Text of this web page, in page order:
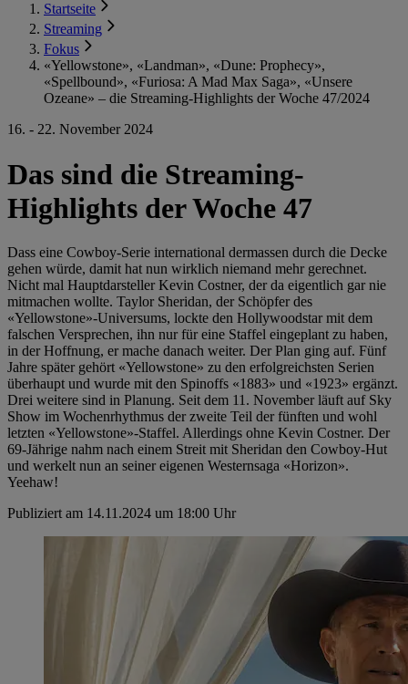
Startseite
Streaming
Fokus
«Yellowstone», «Landman», «Dune: Prophecy»,
«Spellbound», «Furiosa: A Mad Max Saga», «Unsere
Ozeane» – die Streaming-Highlights der Woche 47/2024
16. - 22. November 2024
Das sind die Streaming-
Highlights der Woche 47
Dass eine Cowboy-Serie international dermassen durch die Decke
gehen würde, damit hat nun wirklich niemand mehr gerechnet.
Nicht mal Hauptdarsteller Kevin Costner, der da eigentlich gar nie
mitmachen wollte. Taylor Sheridan, der Schöpfer des
«Yellowstone»-Universums, lockte den Hollywoodstar mit dem
falschen Versprechen, ihn nur für eine Staffel eingeplant zu haben,
in der Hoffnung, er mache danach weiter. Der Plan ging auf. Fünf
Jahre später gehört «Yellowstone» zu den erfolgreichsten Serien
überhaupt und wurde mit den Spinoffs «1883» und «1923» ergänzt.
Drei weitere sind in Planung. Seit dem 11. November läuft auf Sky
Show im Wochenrhythmus der zweite Teil der fünften und wohl
letzten «Yellowstone»-Staffel. Allerdings ohne Kevin Costner. Der
69-Jährige nahm nach einem Streit mit Sheridan den Cowboy-Hut
und werkelt nun an seiner eigenen Westernsaga «Horizon».
Yeehaw!
Publiziert am 14.11.2024 um 18:00 Uhr